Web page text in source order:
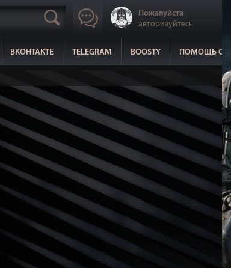
Пожалуйста
авторизуйтесь
ВКОНТАКТЕ TELEGRAM BOOSTY ПОМОЩЬ